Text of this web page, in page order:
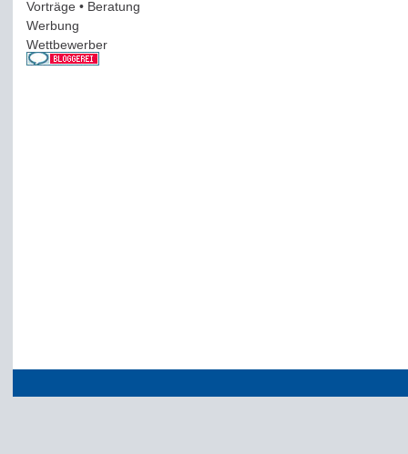
Vorträge • Beratung
Werbung
Wettbewerber(61)